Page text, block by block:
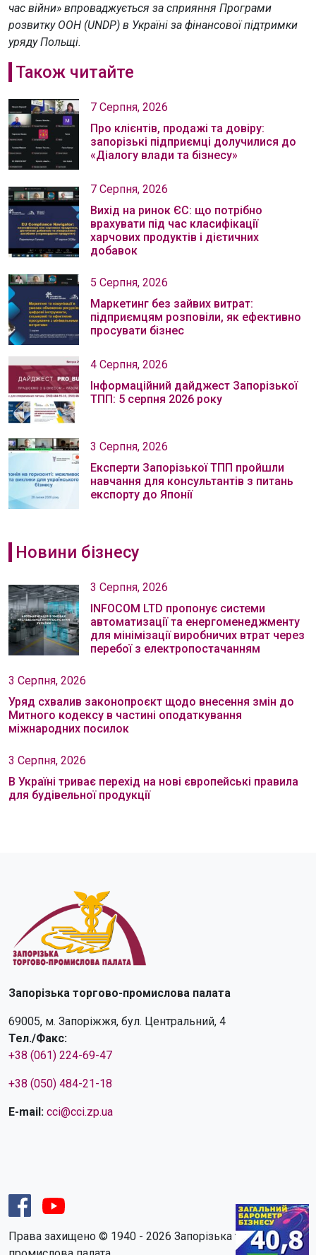
час війни» впроваджується за сприяння Програми
розвитку ООН (UNDP) в Україні за фінансової підтримки
уряду Польщі.
Також читайте
7 Серпня, 2026
Про клієнтів, продажі та довіру:
запорізькі підприємці долучилися до
«Діалогу влади та бізнесу»
7 Серпня, 2026
Вихід на ринок ЄС: що потрібно
врахувати під час класифікації
харчових продуктів і дієтичних
добавок
5 Серпня, 2026
Маркетинг без зайвих витрат:
підприємцям розповіли, як ефективно
просувати бізнес
4 Серпня, 2026
Інформаційний дайджест Запорізької
ТПП: 5 серпня 2026 року
3 Серпня, 2026
Експерти Запорізької ТПП пройшли
навчання для консультантів з питань
експорту до Японії
Новини бізнесу
3 Серпня, 2026
INFOCOM LTD пропонує системи
автоматизації та енергоменеджменту
для мінімізації виробничих втрат через
перебої з електропостачанням
3 Серпня, 2026
Уряд схвалив законопроєкт щодо внесення змін до
Митного кодексу в частині оподаткування
міжнародних посилок
3 Серпня, 2026
В Україні триває перехід на нові європейські правила
для будівельної продукції
Запорізька торгово-промислова палата
69005, м. Запоріжжя, бул. Центральний, 4
Тел./Факс:
+38 (061) 224-69-47
+38 (050) 484-21-18
E-mail: cci@cci.zp.ua
Права захищено © 1940 - 2026 Запорізька торгово-